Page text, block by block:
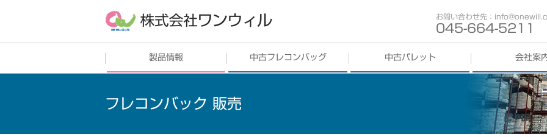
お問い合わせ先：
045-664-5211
製品情報 中古フレコンバッグ 中古パレット 会社案
歩み
会社概要
フレコンバック 販売